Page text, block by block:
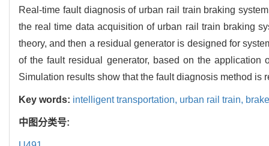
Real-time fault diagnosis of urban rail train braking
the real time data acquisition of urban rail train braking
theory, and then a residual generator is designed for
of the fault residual generator, based on the application
Simulation results show that the fault diagnosis method is
Key words: intelligent transportation, urban rail train,
中图分类号: